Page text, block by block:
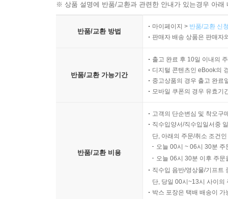
※ 상품 설명에 반품/교환과 관련한 안내가 있는경우 아
반품/교환 방법
마이페이지 > 반품/교환 신
판매자 배송 상품은 판매자
반품/교환 가능기간
출고 완료 후 10일 이내의
디지털 콘텐츠인 eBook의
중고상품의 경우 출고 완료
모바일 쿠폰의 경우 유효기
반품/교환 비용
고객의 단순변심 및 착오구
직수입양서/직수입일서중
단, 아래의 주문/취소 조건
오늘 00시 ~ 06시 30분
오늘 06시 30분 이후 주
직수입 음반/영상물/기프트
단, 당일 00시~13시 사이의
박스 포장은 택배 배송이